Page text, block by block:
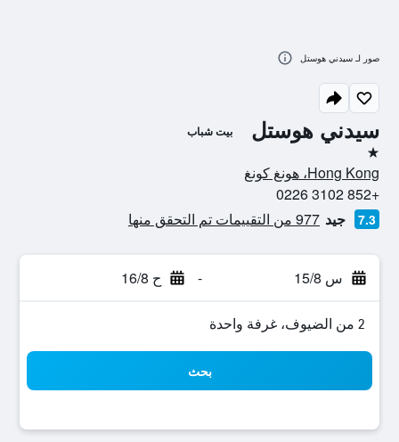
سيدني هوستل بيت شباب
نجمة واحدة
Hong Kong، هونغ كونغ
+852 3102 0226
7.3 جيد 977 من التقييمات تم التحقق منها
س 15/8 - ح 16/8
2 من الضيوف، غرفة واحدة
بحث
صور لـ سيدني هوستل